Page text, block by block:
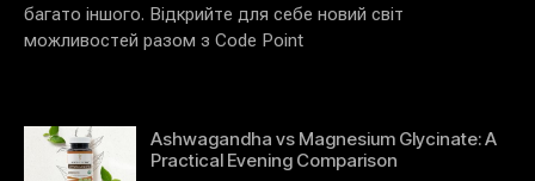
багато іншого. Відкрийте для себе новий світ
можливостей разом з Code Point
Ashwagandha vs Magnesium Glycinate: A
Practical Evening Comparison